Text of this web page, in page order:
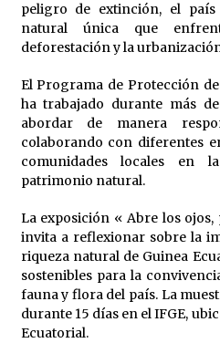
peligro de extinción, el
natural única que
deforestación y la
El Programa de Protección
ha trabajado durante más
abordar de manera
colaborando con diferentes
comunidades locales en
patrimonio natural.
La exposición « Abre los
invita a reflexionar sobre la
riqueza natural de Guinea
sostenibles para la
fauna y flora del país. La
durante 15 días en el IFGE,
Ecuatorial.